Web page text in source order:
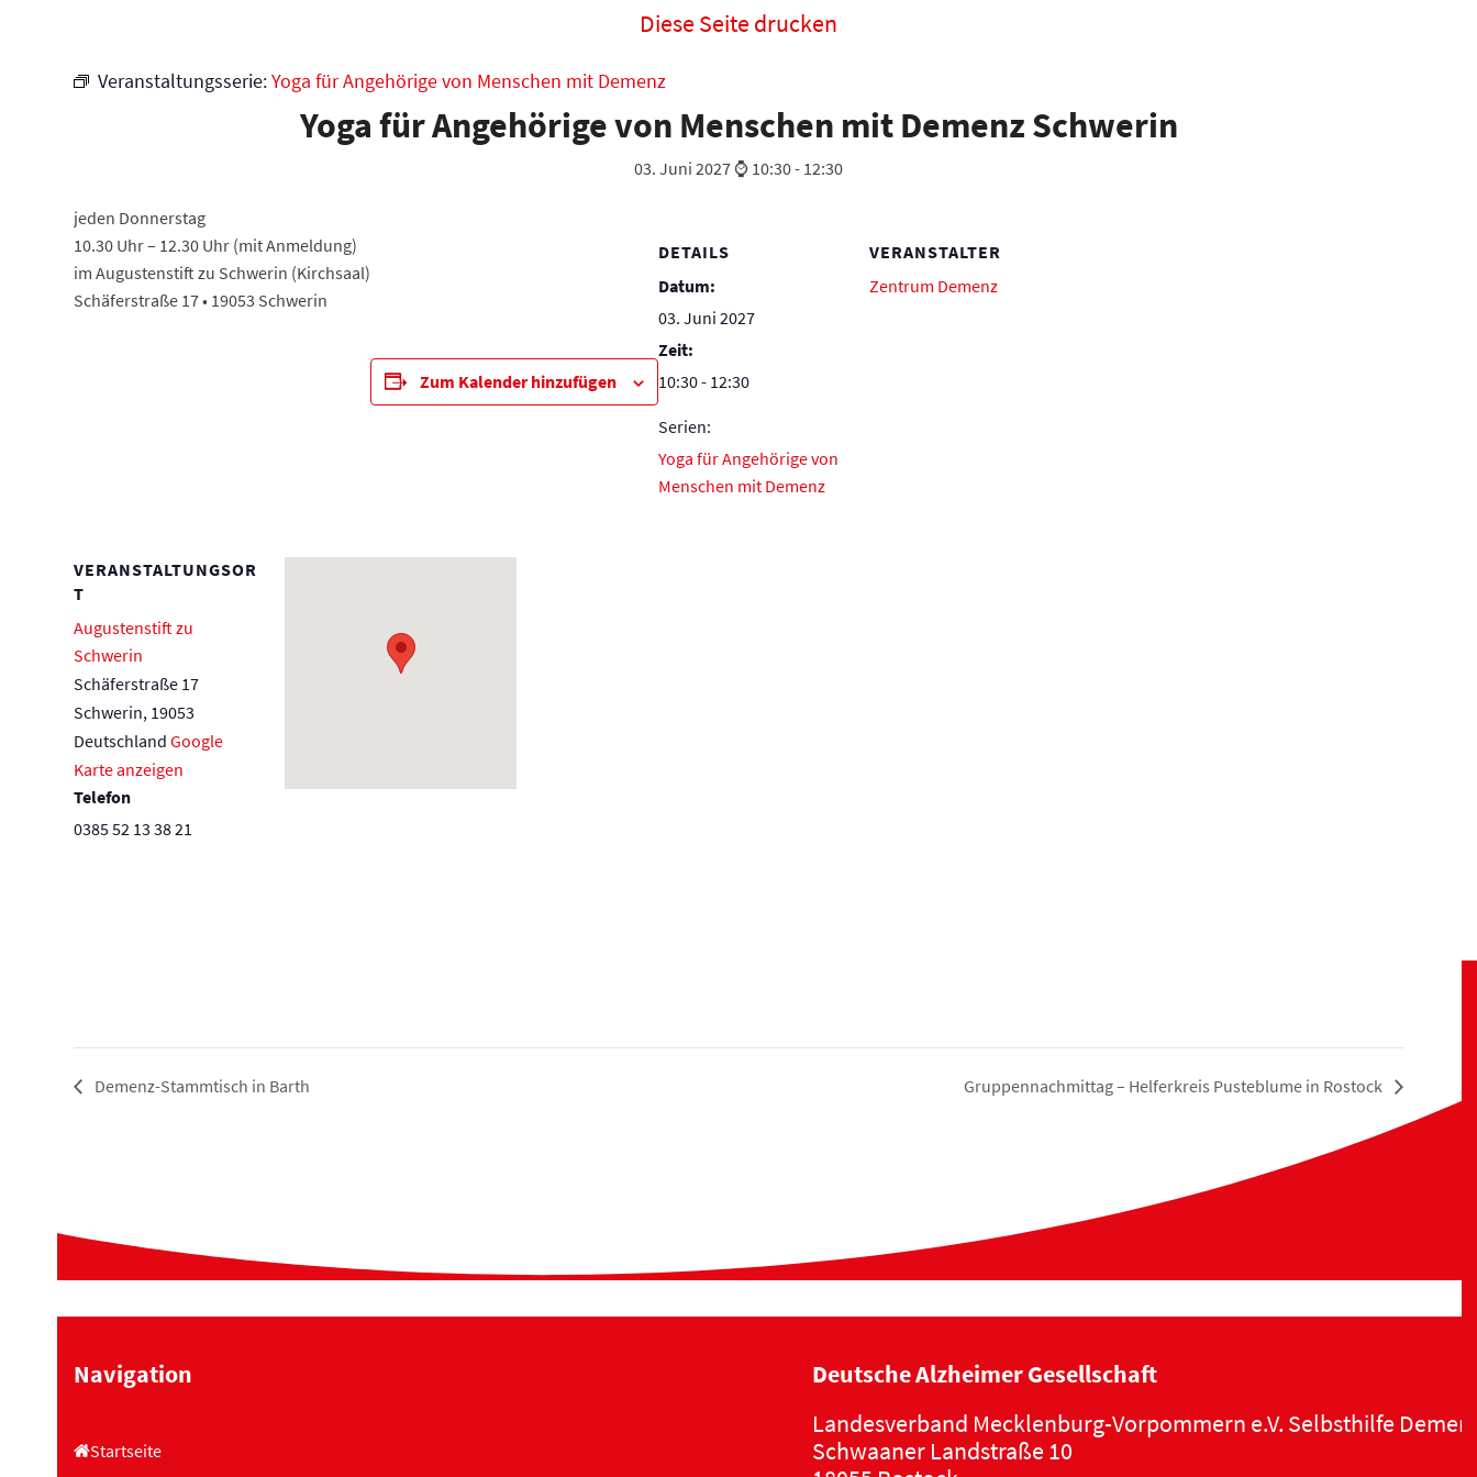
Diese Seite drucken
Veranstaltungsserie:Yoga für Angehörige von Menschen mit Demenz
Yoga für Angehörige von Menschen mit Demenz Schwerin
03. Juni 2027 ⌚ 10:30- 12:30
jeden Donnerstag
10.30 Uhr – 12.30 Uhr (mit Anmeldung)
im Augustenstift zu Schwerin (Kirchsaal)
Schäferstraße 17 • 19053 Schwerin
Zum Kalender hinzufügen
DETAILS
Datum:
03. Juni 2027
Zeit:
10:30 - 12:30
Serien:
Yoga für Angehörige von
Menschen mit Demenz
VERANSTALTER
Zentrum Demenz
VERANSTALTUNGSOR
T
Augustenstift zu
Schwerin
Schäferstraße 17
Schwerin, 19053
Deutschland Google
Karte anzeigen
Telefon
0385 52 13 38 21
Demenz-Stammtisch in Barth Gruppennachmittag – Helferkreis Pusteblume in Rostock
Navigation
Startseite
Deutsche Alzheimer Gesellschaft
Landesverband Mecklenburg-Vorpommern e.V. Selbsthilfe
Schwaaner Landstraße 10